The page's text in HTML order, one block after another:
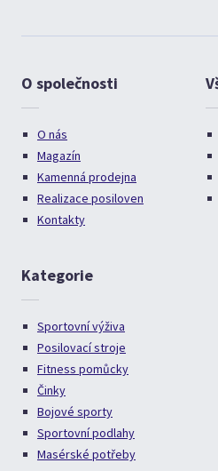
O společnosti
O nás
Magazín
Kamenná prodejna
Realizace posiloven
Kontakty
Kategorie
Sportovní výživa
Posilovací stroje
Fitness pomůcky
Činky
Bojové sporty
Sportovní podlahy
Masérské potřeby